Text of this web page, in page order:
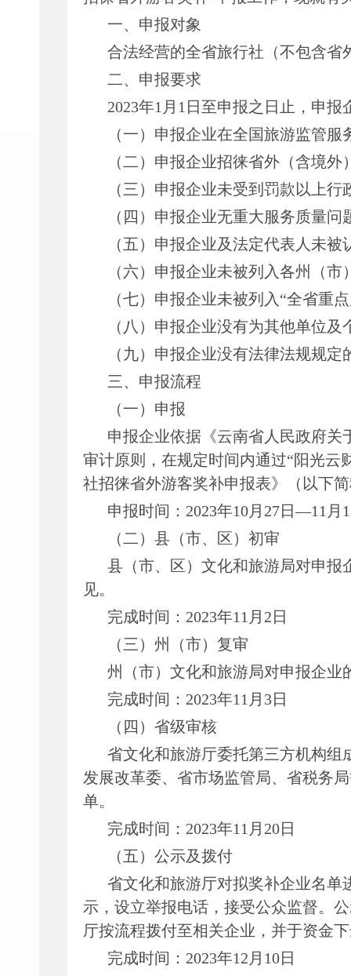
一、申报对象
合法经营的全省旅行社（不包含省
二、申报要求
2023年1月1日至申报之日止，申
（一）申报企业在全国旅游监管
（二）申报企业招徕省外（含境外
（三）申报企业未受到罚款以上行
（四）申报企业无重大服务质量问
（五）申报企业及法定代表人未
（六）申报企业未被列入各州（市
（七）申报企业未被列入 “全省重
（八）申报企业没有为其他单位
（九）申报企业没有法律法规规
三、申报流程
（一）申报
申报企业依据《云南省人民政府关
审计原则，在规定时间内通过“阳光云
社招徕省外游客奖补申报表》（以下
申报时间： 2023年10月27日—11月
（二）县（市、区）初审
县（市、区）文化和旅游局对申报
见。
完成时间： 2023年11月2日
（三）州（市）复审
州（市）文化和旅游局对申报企业
完成时间： 2023年11月3日
（四）省级审核
省文化和旅游厅委托第三方机构组
发展改革委、省市场监管局、省税务
单。
完成时间： 2023年11月20日
（五）公示及拨付
省文化和旅游厅对拟奖补企业名单
示，设立举报电话，接受公众监督。
厅按流程拨付至相关企业，并于资金
完成时间： 2023年12月10日